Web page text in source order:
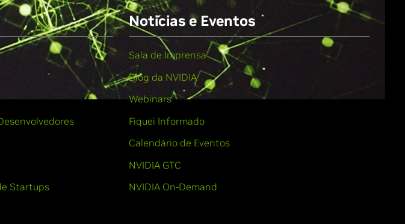
Startups
Notícias e Eventos
Sala de Imprensa
Blog da NVIDIA
Webinars
Fiquei Informado
Calendário de Eventos
NVIDIA GTC
NVIDIA On-Demand